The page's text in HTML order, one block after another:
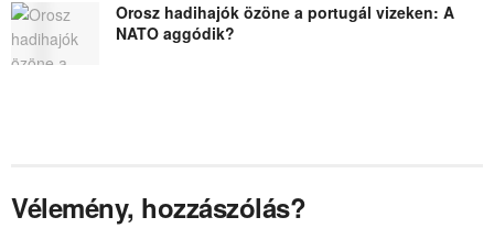
Orosz hadihajók özöne a portugál vizeken: A
NATO aggódik?
Vélemény, hozzászólás?